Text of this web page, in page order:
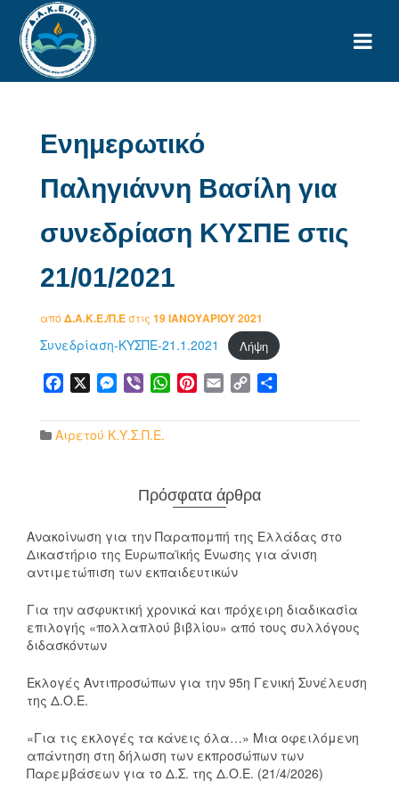
Ενημερωτικό
Παληγιάννη Βασίλη για
συνεδρίαση ΚΥΣΠΕ στις
21/01/2021
από Δ.Α.Κ.Ε./Π.Εστις 19 ΙΑΝΟΥΑΡΊΟΥ 2021
Συνεδρίαση-ΚΥΣΠΕ-21.1.2021 Λήψη
Facebook Messenger
Viber WhatsApp
Pinterest
Email Copy
Αιρετού Κ.Υ.Σ.Π.Ε.
Πρόσφατα άρθρα
Ανακοίνωση για την Παραπομπή της Ελλάδας στο
Δικαστήριο της Ευρωπαϊκής Ένωσης για άνιση
αντιμετώπιση των εκπαιδευτικών
Για την ασφυκτική χρονικά και πρόχειρη διαδικασία
επιλογής «πολλαπλού βιβλίου» από τους συλλόγους
διδασκόντων
Εκλογές Αντιπροσώπων για την 95η Γενική Συνέλευση
της Δ.Ο.Ε.
«Για τις εκλογές τα κάνεις όλα…» Μια οφειλόμενη
απάντηση στη δήλωση των εκπροσώπων των
Παρεμβάσεων για το Δ.Σ. της Δ.Ο.Ε. (21/4/2026)